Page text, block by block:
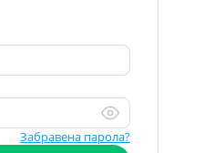
Забравена парола?